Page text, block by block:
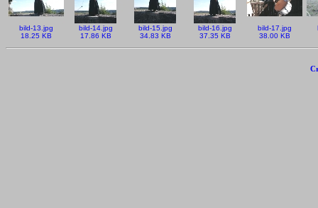
bild-13.jpg
18.25 KB
bild-14.jpg
17.86 KB
bild-15.jpg
34.83 KB
bild-16.jpg
37.35 KB
bild-17.jpg
38.00 KB